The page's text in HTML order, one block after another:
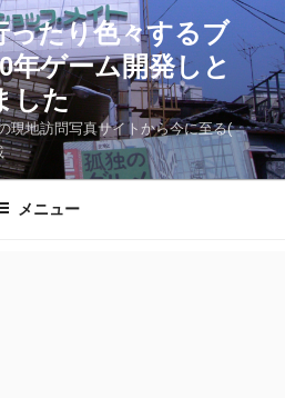
ったり色々するブ
年ゲーム開発しと
した
現地訪問写真サイトから今に至る(
メニュー